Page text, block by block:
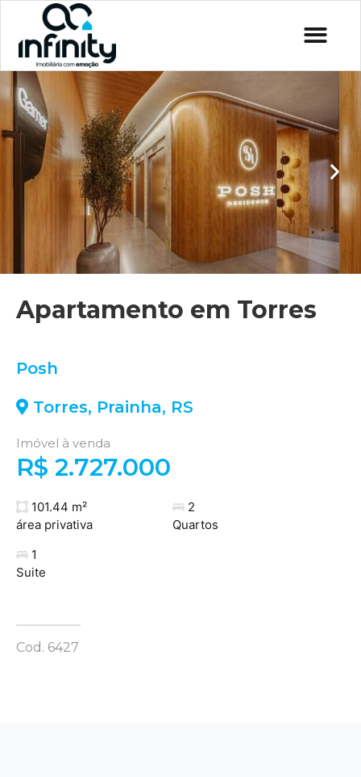
Apartamento em Torres
Posh
Torres, Prainha, RS
Imóvel à venda
R$ 2.727.000
101.44 m²
área privativa
2
Quartos
1
Suite
Cod. 6427